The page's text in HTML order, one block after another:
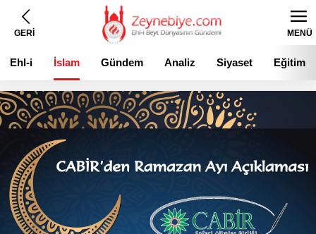
GERİ MENÜ
Ehl-i
Beyt
İslam Gündem Analiz Siyaset Eğitim